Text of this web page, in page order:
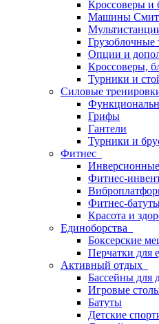
Кроссоверы и
Машины
Грузоблочные
Опции и
Кроссоверы,
Турники и
Силовые
Грифы
Гантели
Турники и
Фитнес
Фитнес-
Фитнес-
Красота и
Единоборства
Боксерские
Перчатки для
Активный отдых
Бассейны для
Игровые
Батуты
Детские